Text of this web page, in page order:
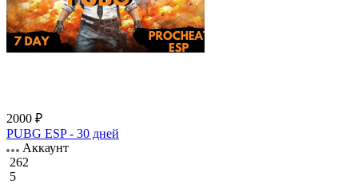
2000 ₽
PUBG ESP - 30 дней
Аккаунт
262
5